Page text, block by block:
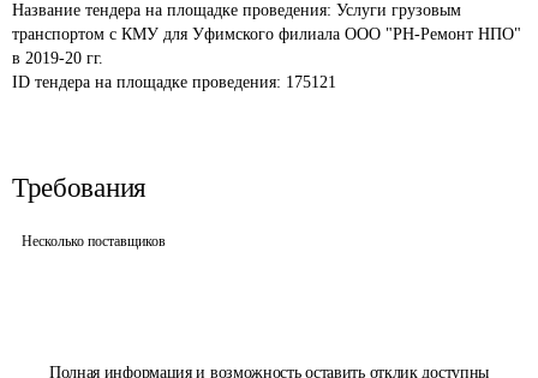
Полная информация и возможность оставить отклик доступны
Название тендера на площадке проведения: Услуги грузовым
транспортом с КМУ для Уфимского филиала ООО "РН-Ремонт НПО"
в 2019-20 гг.
ID тендера на площадке проведения: 175121
Требования
Несколько поставщиков